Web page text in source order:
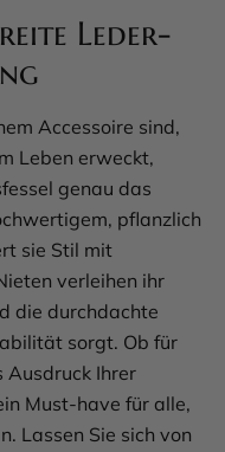
Leder-
Accessoire sind,
Leben erweckt,
genau das
pflanzlich
sie Stil mit
verleihen ihr
die durchdachte
sorgt. Ob für
Ausdruck Ihrer
Must-have für alle,
Lassen Sie sich von